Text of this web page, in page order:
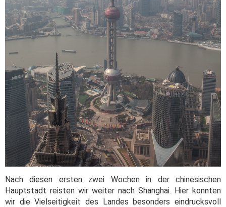
Nach diesen ersten zwei Wochen in der chinesischen
Hauptstadt reisten wir weiter nach Shanghai. Hier konnten
wir die Vielseitigkeit des Landes besonders eindrucksvoll